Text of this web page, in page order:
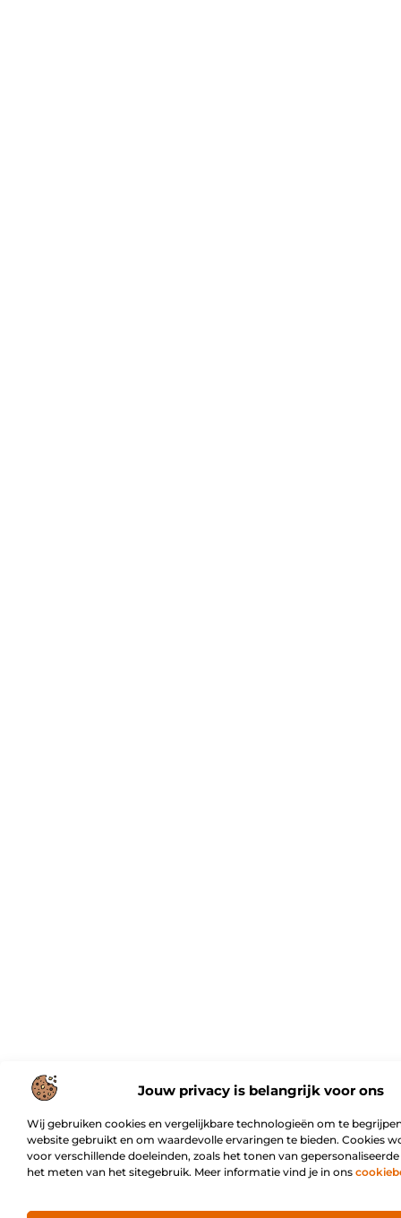
Jouw privacy is belangrijk voor ons
Wij gebruiken cookies en vergelijkbare technologieën om te
website gebruikt en om waardevolle ervaringen te bieden. Cookies
voor verschillende doeleinden, zoals het tonen van
het meten van het sitegebruik. Meer informatie vind je in ons